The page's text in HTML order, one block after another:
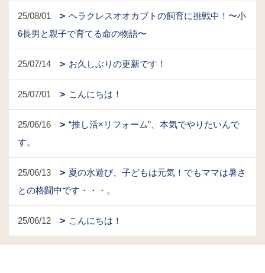
25/08/01
ヘラクレスオオカブトの飼育に挑戦中！〜小
6長男と親子で育てる命の物語〜
25/07/14 お久しぶりの更新です！
25/07/01 こんにちは！
25/06/16
“推し活×リフォーム”、本気でやりたいんで
す。
25/06/13
夏の水遊び、子どもは元気！でもママは暑さ
との格闘中です・・・。
25/06/12 こんにちは！